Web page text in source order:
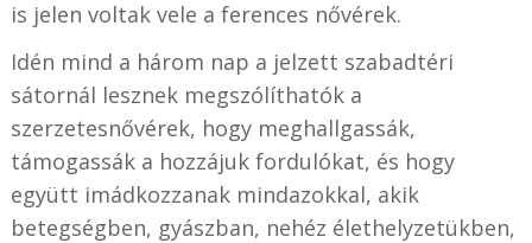
is jelen voltak vele a ferences nővérek.
Idén mind a három nap a jelzett szabadtéri
sátornál lesznek megszólíthatók a
szerzetesnővérek, hogy meghallgassák,
támogassák a hozzájuk fordulókat, és hogy
együtt imádkozzanak mindazokkal, akik
betegségben, gyászban, nehéz élethelyzetükben,